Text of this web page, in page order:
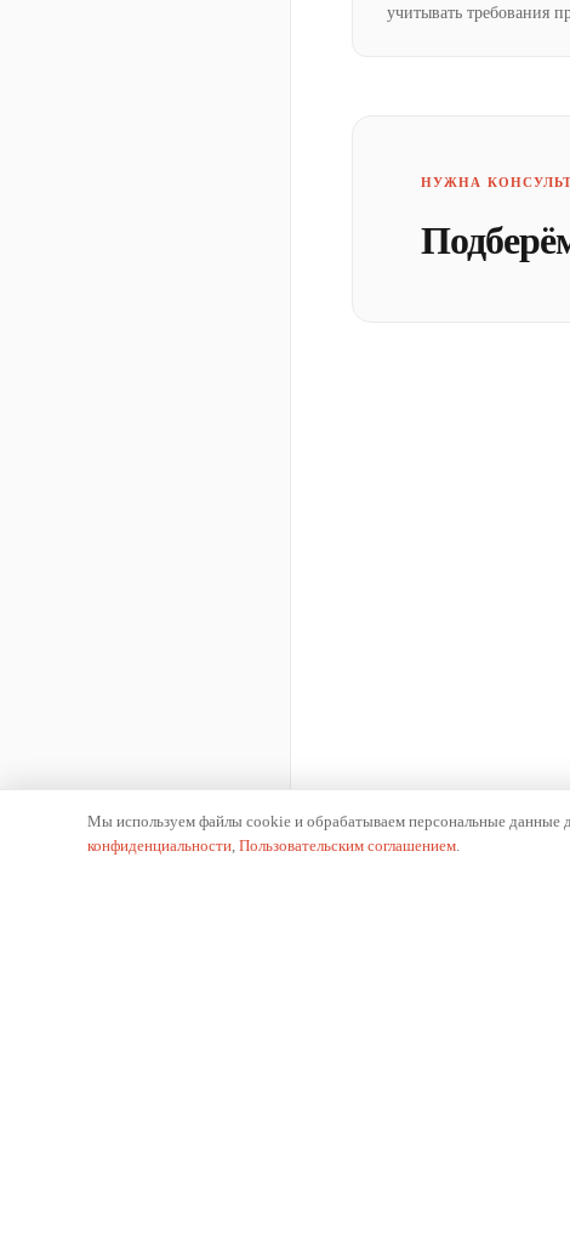
учитывать требования
НУЖНА
Мы используем файлы cookie и обрабатываем персональные данные
конфиденциальности, Пользовательским соглашением.